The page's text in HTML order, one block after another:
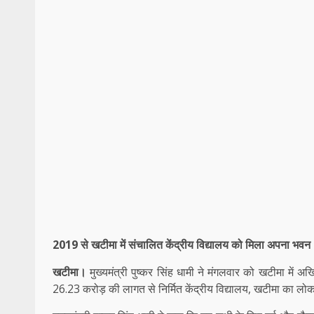
2019 से खटीमा में संचालित केंद्रीय विद्यालय को मिला अपना भवन
खटीमा। मुख्यमंत्री पुष्कर सिंह धामी ने मंगलवार को खटीमा में
26.23 करोड़ की लागत से निर्मित केंद्रीय विद्यालय, खटीमा का